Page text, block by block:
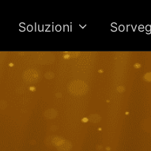
Soluzioni